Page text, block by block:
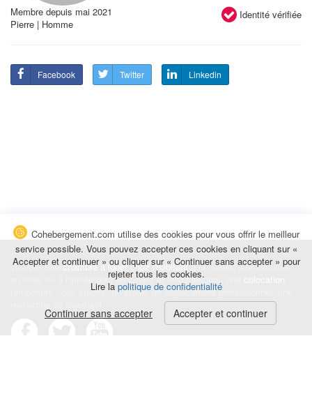
Identité vérifiée
Membre depuis mai 2021
Pierre | Homme
Facebook Twitter Linkedin
Trouvez unechambre à louer chez l'habitantà la nuitée, à la semaine,
au mois ou à l'année pour de courts et longs séjours, une
temporaire : des études, un stage, un déplacement professionnel, une
Cohebergement.com utilise des cookies pour vous offrir le meilleur
service possible. Vous pouvez accepter ces cookies en cliquant sur «
Accepter et continuer » ou cliquer sur « Continuer sans accepter » pour
rejeter tous les cookies.
Lire la politique de confidentialité
Continuer sans accepter Accepter et continuer